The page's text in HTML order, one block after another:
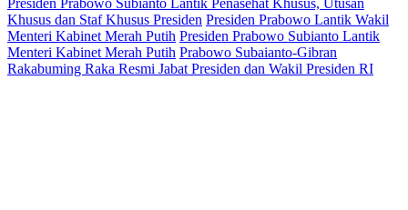
Presiden Prabowo Subianto Lantik Penasehat Khusus, Utusan
Khusus dan Staf Khusus Presiden Presiden Prabowo Lantik Wakil
Menteri Kabinet Merah Putih Presiden Prabowo Subianto Lantik
Menteri Kabinet Merah Putih Prabowo Subaianto-Gibran
Rakabuming Raka Resmi Jabat Presiden dan Wakil Presiden RI